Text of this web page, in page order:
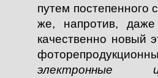
путем постепенного
же, напротив,
качественно новый
электронные